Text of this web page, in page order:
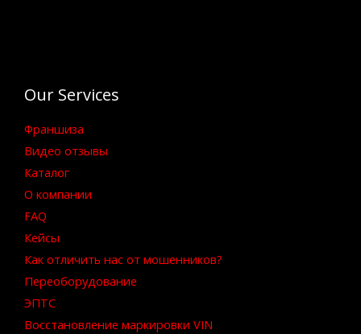
Our Services
Франшиза
Видео отзывы
Каталог
О компании
FAQ
Кейсы
Как отличить нас от мошенников?
Переоборудование
ЭПТС
Восстановление маркировки VIN